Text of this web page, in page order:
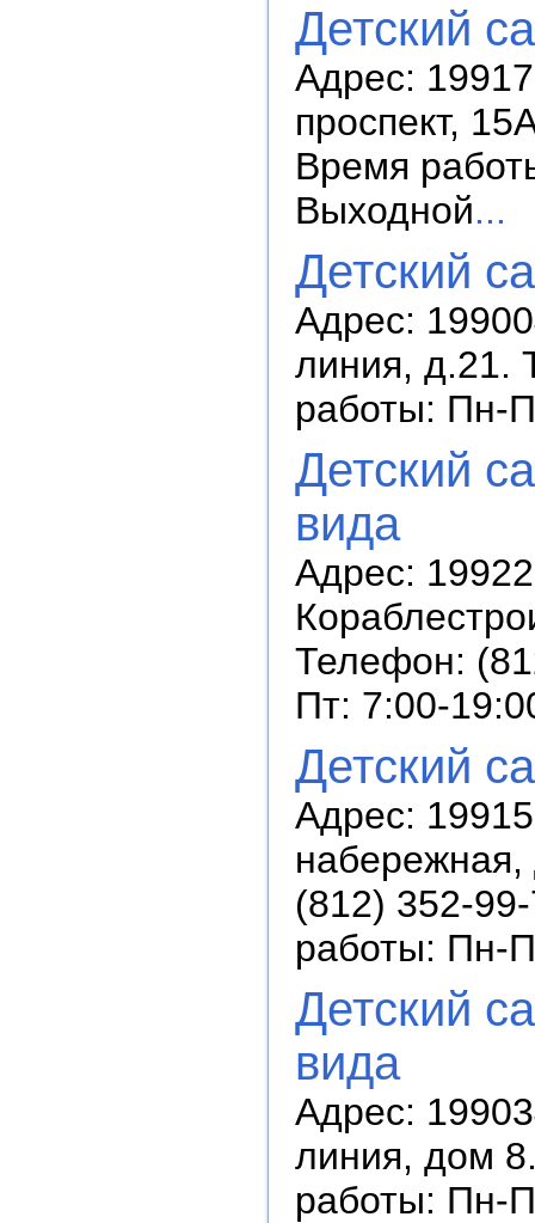
Детский
Адрес:
проспект,
Время
Выходной...
Детский
Адрес:
линия, д.21.
работы: Пн-
Детский
вида
Адрес:
Телефон:
Пт: 7:00-
Детский
Адрес:
(812) 352-
работы: Пн-
Детский
вида
Адрес:
линия, дом
работы: Пн-